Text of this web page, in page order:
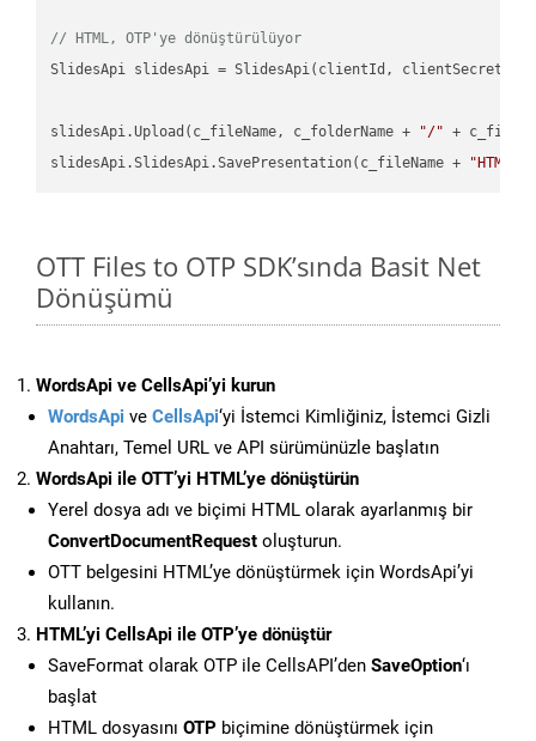
// HTML, OTP'ye dönüştürülüyor
SlidesApi slidesApi = SlidesApi(clientId, clientSecret);
slidesApi.Upload(c_fileName, c_folderName + "/" +
slidesApi.SlidesApi.SavePresentation(c_fileName +
"HTML"
OTT Files to OTP SDK’sında Basit Net
Dönüşümü
WordsApi ve CellsApi’yi kurun
WordsApi ve CellsApi‘yi İstemci Kimliğiniz, İstemci Gizli
Anahtarı, Temel URL ve API sürümünüzle başlatın
WordsApi ile OTT’yi HTML’ye dönüştürün
Yerel dosya adı ve biçimi HTML olarak ayarlanmış bir
ConvertDocumentRequest oluşturun.
OTT belgesini HTML’ye dönüştürmek için WordsApi’yi
kullanın.
HTML’yi CellsApi ile OTP’ye dönüştür
SaveFormat olarak OTP ile CellsAPI’den SaveOption‘ı
başlat
HTML dosyasını OTP biçimine dönüştürmek için